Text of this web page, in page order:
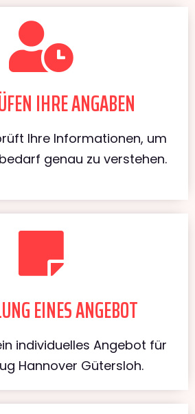
IHRE ANGABEN
Ihre Informationen, um
genau zu verstehen.
EINES ANGEBOT
individuelles Angebot für
Hannover Gütersloh.